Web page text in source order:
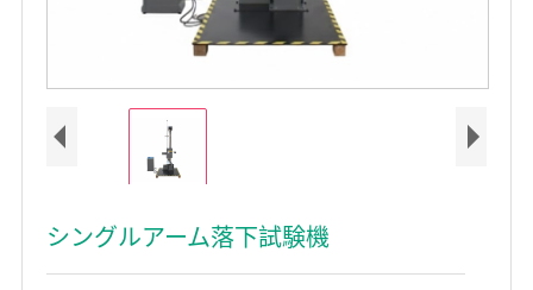
シングルアーム落下試験機